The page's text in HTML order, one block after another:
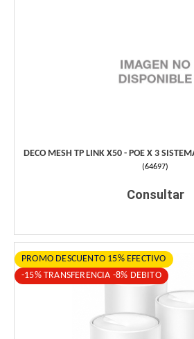
DECO MESH TP LINK X50 - POE X 3
(64697)
Consultar
PROMO DESCUENTO 15% EFECTIVO
-15% TRANSFERENCIA -8% DEBITO